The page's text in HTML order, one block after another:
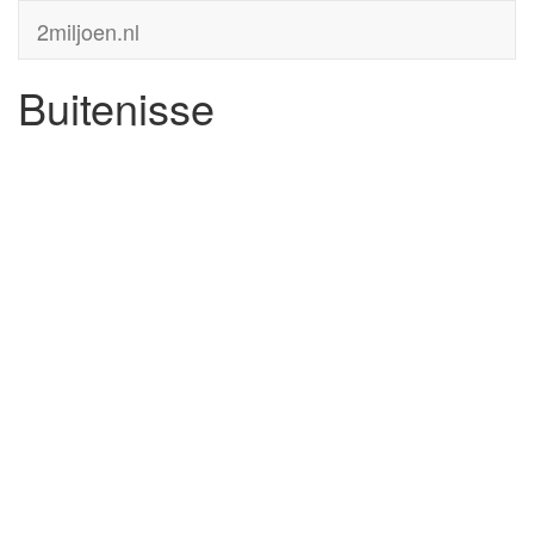
2miljoen.nl
Buitenisse